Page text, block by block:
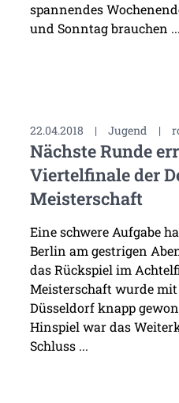
spannendes
und Sonntag brauchen ...
22.04.2018 | Jugend |
Nächste Runde
Viertelfinale der
Meisterschaft
Eine schwere Aufgabe
Berlin am gestrigen
das Rückspiel im
Meisterschaft wurde mit
Düsseldorf knapp
Hinspiel war das
Schluss ...